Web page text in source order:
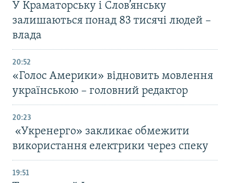
У Краматорську і Слов’янську
залишаються понад 83 тисячі людей –
влада
20:52
«Голос Америки» відновить мовлення
українською – головний редактор
20:23
«Укренерго» закликає обмежити
використання електрики через спеку
19:51